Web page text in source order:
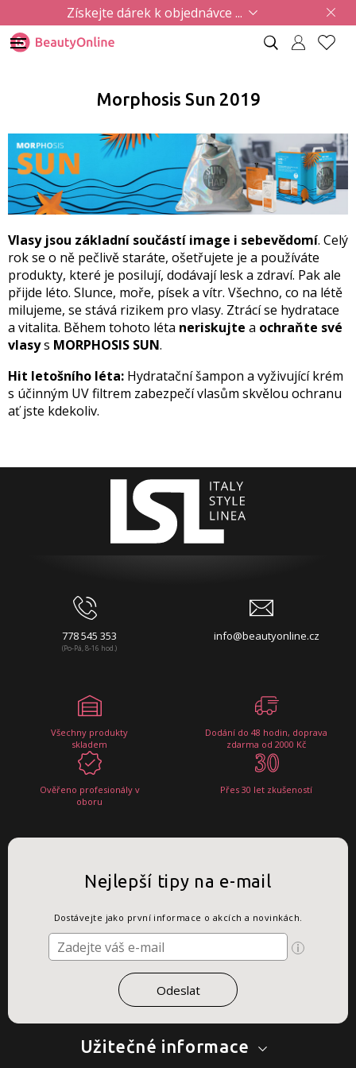
Získejte dárek k objednávce ...
Morphosis Sun 2019
Vlasy jsou základní součástí image i sebevědomí. Celý
rok se o ně pečlivě staráte, ošetřujete je a používáte
produkty, které je posilují, dodávají lesk a zdraví. Pak ale
přijde léto. Slunce, moře, písek a vítr. Všechno, co na létě
milujeme, se stává rizikem pro vlasy. Ztrácí se hydratace
a vitalita. Během tohoto léta neriskujte a ochraňte své
vlasys MORPHOSIS SUN.
Hit letošního léta: Hydratační šampon a vyživující krém
s účinným UV filtrem zabezpečí vlasům skvělou ochranu
ať jste kdekoliv.
778 545 353
(Po-Pá, 8-16 hod.)
info@beautyonline.cz
Všechny produkty
skladem
Dodání do 48 hodin, doprava
zdarma od 2000 Kč
Ověřeno profesionály v
oboru
Přes 30 let zkušeností
Užitečné informace
Nejlepší tipy na e-mail
Dostávejte jako první informace o akcích a novinkách.